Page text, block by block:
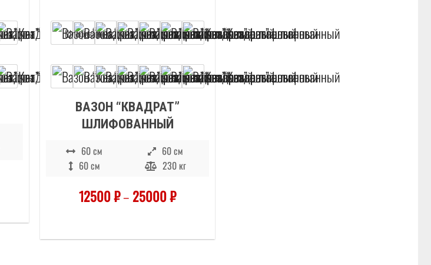
ВАЗОН “КВАДРАТ”
ШЛИФОВАННЫЙ
60 см
60 см
60 см
230 кг
12500₽– 25000₽